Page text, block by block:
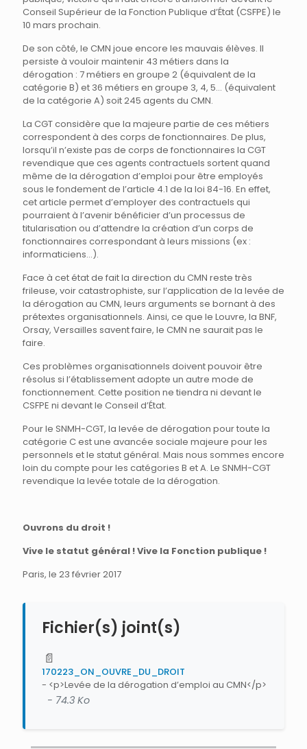
Conseil Supérieur de la Fonction Publique d’État (CSFPE) le
10 mars prochain.
De son côté, le CMN joue encore les mauvais élèves. Il
persiste à vouloir maintenir 43 métiers dans la
dérogation : 7 métiers en groupe 2 (équivalent de la
catégorie B) et 36 métiers en groupe 3, 4, 5… (équivalent
de la catégorie A) soit 245 agents du CMN.
La CGT considère que la majeure partie de ces métiers
correspondent à des corps de fonctionnaires. De plus,
lorsqu’il n’existe pas de corps de fonctionnaires la CGT
revendique que ces agents contractuels sortent quand
même de la dérogation d’emploi pour être employés
sous le fondement de l’article 4.1 de la loi 84-16. En effet,
cet article permet d’employer des contractuels qui
pourraient à l’avenir bénéficier d’un processus de
titularisation ou d’attendre la création d’un corps de
fonctionnaires correspondant à leurs missions (ex :
informaticiens…).
Face à cet état de fait la direction du CMN reste très
frileuse, voir catastrophiste, sur l’application de la levée de
la dérogation au CMN, leurs arguments se bornant à des
prétextes organisationnels. Ainsi, ce que le Louvre, la BNF,
Orsay, Versailles savent faire, le CMN ne saurait pas le
faire.
Ces problèmes organisationnels doivent pouvoir être
résolus si l’établissement adopte un autre mode de
fonctionnement. Cette position ne tiendra ni devant le
CSFPE ni devant le Conseil d’État.
Pour le SNMH-CGT, la levée de dérogation pour toute la
catégorie C est une avancée sociale majeure pour les
personnels et le statut général. Mais nous sommes encore
loin du compte pour les catégories B et A. Le SNMH-CGT
revendique la levée totale de la dérogation.
Ouvrons du droit !
Vive le statut général ! Vive la Fonction publique !
Paris, le 23 février 2017
Fichier(s) joint(s)
📄
170223_ON_OUVRE_DU_DROIT
- <p>Levée de la dérogation d’emploi au CMN</p>
- 74.3 Ko